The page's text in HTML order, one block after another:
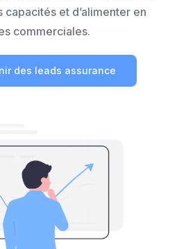
et d’alimenter en
commerciales.
des leads assurance